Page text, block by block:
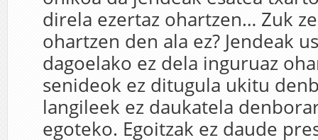
direla ezertaz ohartzen… Zuk
ohartzen den ala ez? Jendeak
dagoelako ez dela inguruaz
senideok ez ditugula ukitu
langileek ez daukatela
egoteko. Egoitzak ez daude